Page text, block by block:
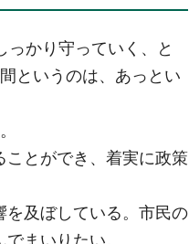
かり守っていく、と
というのは、あっとい
ことができ、着実に政策
を及ぼしている。市民の
まいりたい。